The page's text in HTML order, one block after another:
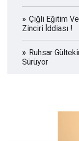
Çiğli Eğitim
Zinciri İ̇ddiası !
Ruhsar
Sürüyor